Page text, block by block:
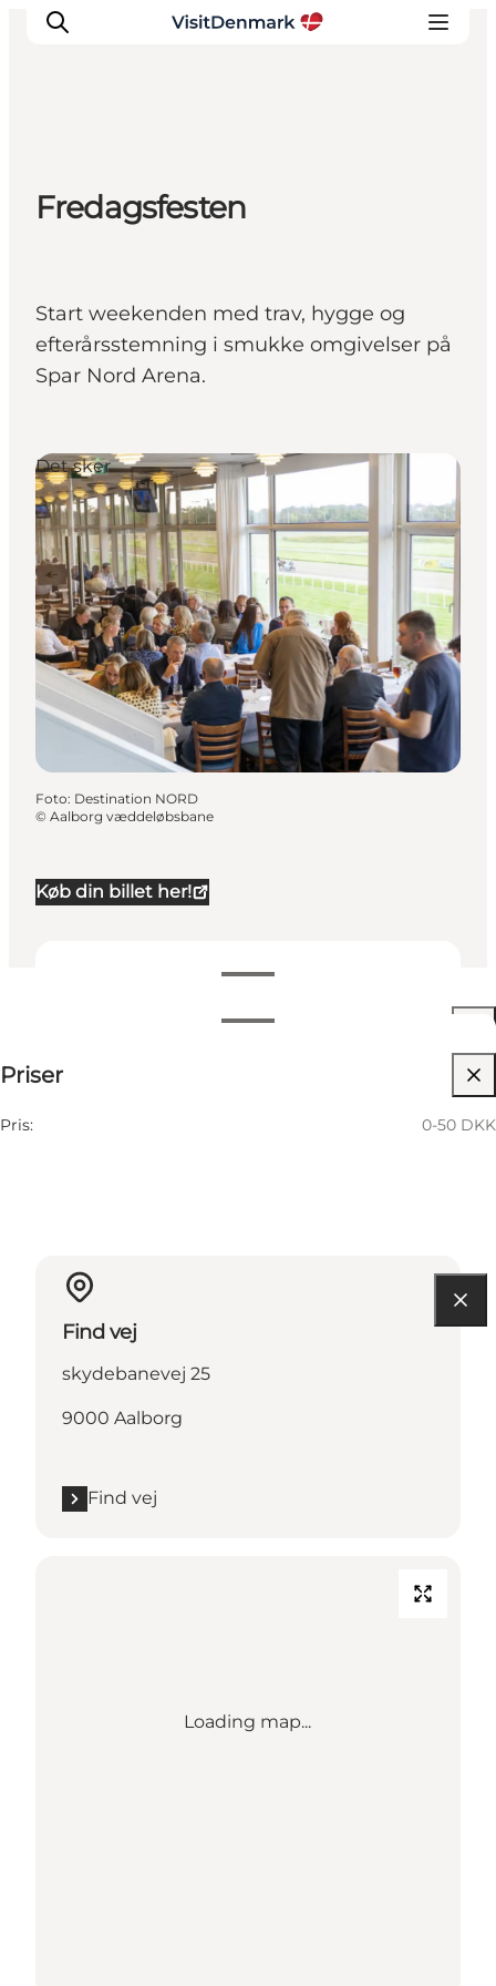
Inspiration
Destinationer
Planlæg ferien
Fredagsfesten
Start weekenden med trav, hygge og
efterårsstemning i smukke omgivelser på
Spar Nord Arena.
Køb din billet her!
9 Oktober
03:45 PM–07:00 PM
Priser
Pris: 0-50 DKK
Det sker
Foto: Destination NORD
© Aalborg væddeløbsbane
Find vej
skydebanevej 25
9000 Aalborg
Find vej
Loading map...